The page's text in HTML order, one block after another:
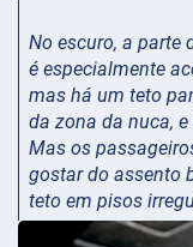
No escuro, a parte
é especialmente
mas há um teto
da zona da nuca,
Mas os
gostar do assento
teto em pisos